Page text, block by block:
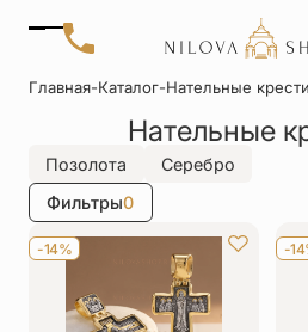
Позвонить
+7 (906) 655-37-20
Автомобильные
иконы
Детские
крестики
Главная-Каталог-Нательные
Нательные
Фильтры0
Позолота Серебро
-14% -